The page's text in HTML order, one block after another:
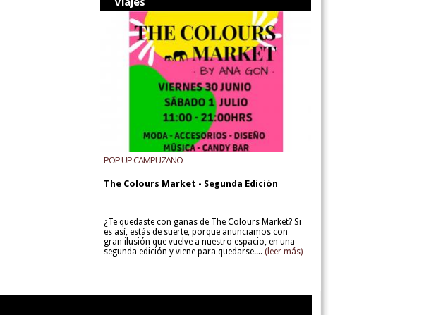
POP UP CAMPUZANO
The Colours Market - Segunda Edición
¿Te quedaste con ganas de The Colours Market? Si
es así, estás de suerte, porque anunciamos con
gran ilusión que vuelve a nuestro espacio, en una
segunda edición y viene para quedarse.... (leer más)